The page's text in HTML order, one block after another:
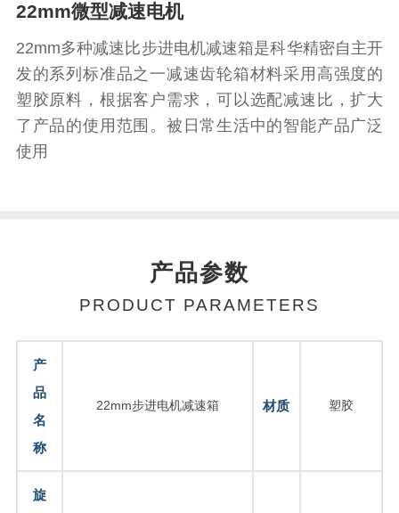
22mm微型减速电机
22mm多种减速比步进电机减速箱是科华精密自主开
发的系列标准品之一减速齿轮箱材料采用高强度的
塑胶原料，根据客户需求，可以选配减速比，扩大
了产品的使用范围。被日常生活中的智能产品广泛
使用
产品参数
PRODUCT PARAMETERS
产
品
名
称
22mm步进电机减速箱 材质 塑胶
旋